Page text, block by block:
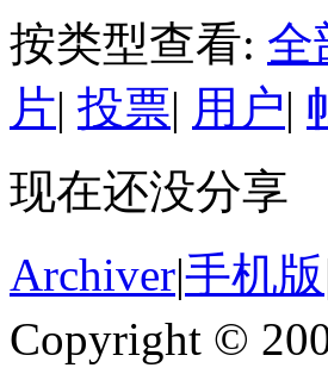
按类型查看: 全
片| 投票| 用户|
现在还没分享
Archiver|手机版
Copyright ©